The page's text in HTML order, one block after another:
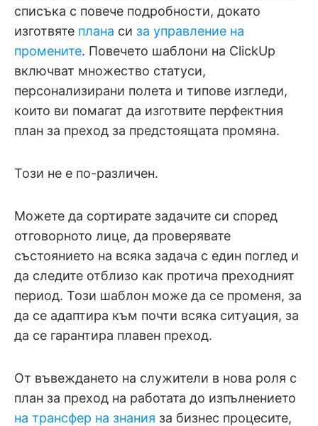
списъка с повече подробности, докато
изготвяте плана си за управление на
промените. Повечето шаблони на ClickUp
включват множество статуси,
персонализирани полета и типове изгледи,
които ви помагат да изготвите перфектния
план за преход за предстоящата промяна.
Този не е по-различен.
Можете да сортирате задачите си според
отговорното лице, да проверявате
състоянието на всяка задача с един поглед и
да следите отблизо как протича преходният
период. Този шаблон може да се променя, за
да се адаптира към почти всяка ситуация, за
да се гарантира плавен преход.
От въвеждането на служители в нова роля с
план за преход на работата до изпълнението
на трансфер на знания за бизнес процесите,